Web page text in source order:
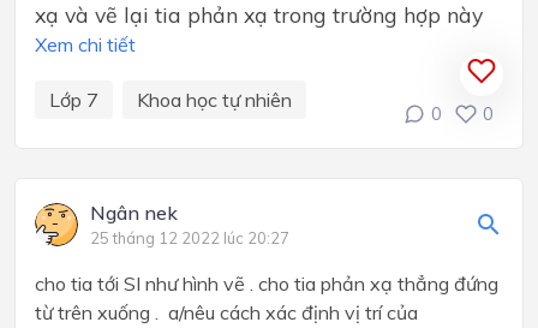
xạ và vẽ lại tia phản xạ trong trường hợp này
Xem chi tiết
Lớp 7 Khoa học tự nhiên
0 0
Ngân nek
25 tháng 12 2022 lúc 20:27
cho tia tới SI như hình vẽ . cho tia phản xạ thẳng đứng
từ trên xuống . a/nêu cách xác định vị trí của